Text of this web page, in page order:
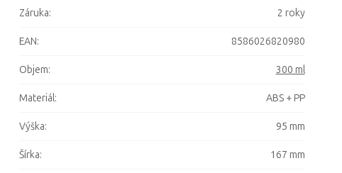
Záruka: 2 roky
EAN: 8586026820980
Objem: 300 ml
Materiál: ABS + PP
Výška: 95 mm
Šírka: 167 mm